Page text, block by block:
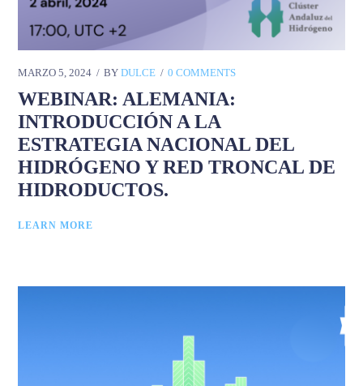
MARZO 5, 2024 BYDULCE 0 COMMENTS
WEBINAR: ALEMANIA:
INTRODUCCIÓN A LA
ESTRATEGIA NACIONAL DEL
HIDRÓGENO Y RED TRONCAL DE
HIDRODUCTOS.
LEARN MORE